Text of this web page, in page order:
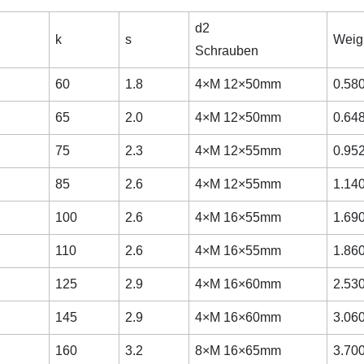
k s
d2
Schrauben
60 1.8 4×M 12×50mm
65 2.0 4×M 12×50mm
75 2.3 4×M 12×55mm
85 2.6 4×M 12×55mm
100 2.6 4×M 16×55mm
110 2.6 4×M 16×55mm
125 2.9 4×M 16×60mm
145 2.9 4×M 16×60mm
160 3.2 8×M 16×65mm